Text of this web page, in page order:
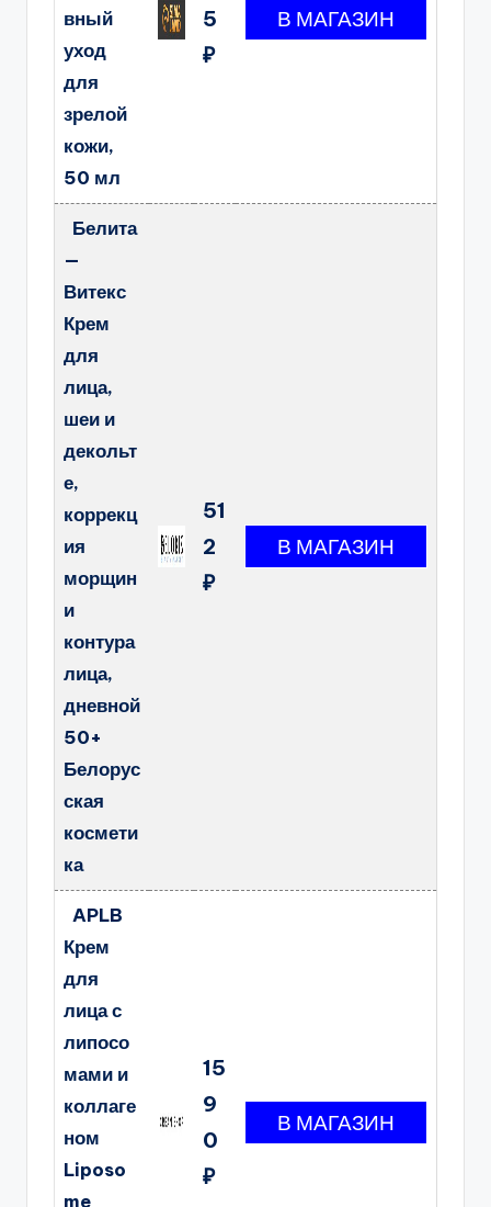
вный
уход
для
зрелой
кожи,
50 мл
5
₽
Белита
—
Витекс
Крем
для
лица,
шеи и
декольт
е,
коррекц
ия
морщин
и
контура
лица,
дневной
50+
Белорус
ская
космети
ка
51
2
₽
APLB
Крем
для
лица с
липосо
мами и
коллаге
ном
Liposo
me
15
9
0
₽